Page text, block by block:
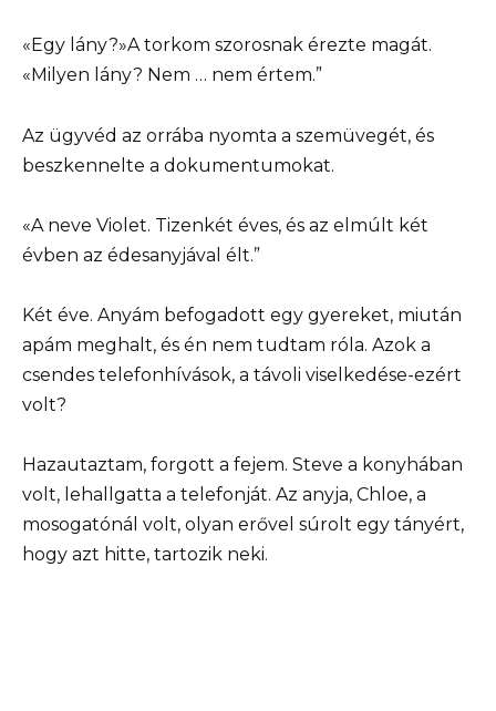
«Egy lány?»A torkom szorosnak érezte magát.
«Milyen lány? Nem … nem értem.”
Az ügyvéd az orrába nyomta a szemüvegét, és
beszkennelte a dokumentumokat.
«A neve Violet. Tizenkét éves, és az elmúlt két
évben az édesanyjával élt.”
Két éve. Anyám befogadott egy gyereket, miután
apám meghalt, és én nem tudtam róla. Azok a
csendes telefonhívások, a távoli viselkedése-ezért
volt?
Hazautaztam, forgott a fejem. Steve a konyhában
volt, lehallgatta a telefonját. Az anyja, Chloe, a
mosogatónál volt, olyan erővel súrolt egy tányért,
hogy azt hitte, tartozik neki.